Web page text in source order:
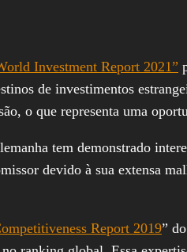
Investment Report 2021”
de investimentos
o que representa uma
tem demonstrado
devido à sua extensa
Report 2019”